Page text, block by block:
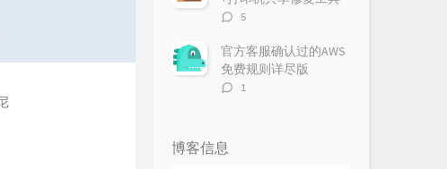
评
数：
5
官方客服确认过的AWS
免费规则详尽版
评1
博客信息